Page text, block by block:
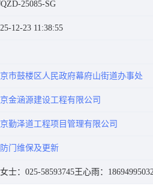
25085-SG
12-23 11:38:55
市鼓楼区人民政府幕府山街道办事处
金涵源建设工程有限公司
勤泽道工程项目管理有限公司
门维保及更新
士：025-58593745王心雨：